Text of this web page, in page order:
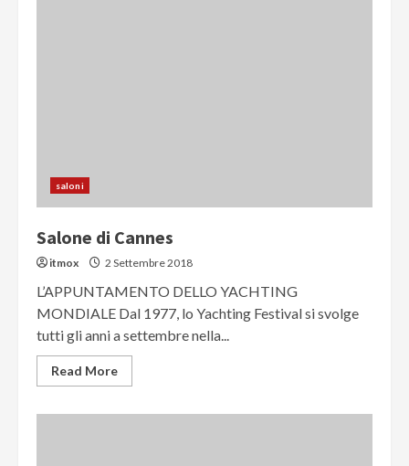
saloni
Salone di Cannes
itmox 2 Settembre 2018
L’APPUNTAMENTO DELLO YACHTING
MONDIALE Dal 1977, lo Yachting Festival si svolge
tutti gli anni a settembre nella...
Read More